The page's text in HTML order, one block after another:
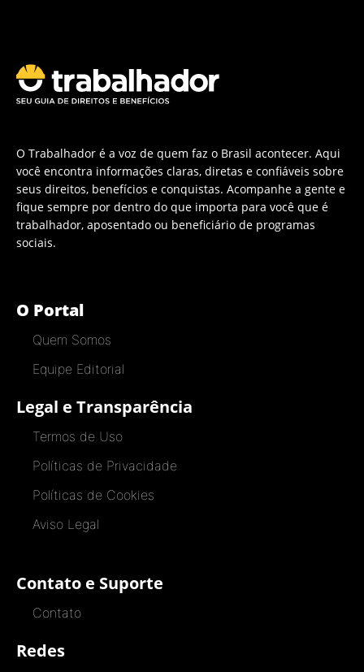
O Trabalhador é a voz de quem faz o Brasil acontecer. Aqui
você encontra informações claras, diretas e confiáveis sobre
seus direitos, benefícios e conquistas. Acompanhe a gente e
fique sempre por dentro do que importa para você que é
trabalhador, aposentado ou beneficiário de programas
sociais.
O Portal
Quem Somos
Equipe Editorial
Legal e Transparência
Termos de Uso
Políticas de Privacidade
Políticas de Cookies
Aviso Legal
Contato e Suporte
Contato
Redes